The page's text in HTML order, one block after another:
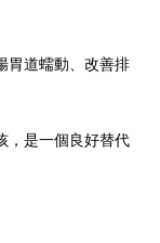
胃道蠕動、改善排
，是一個良好替代